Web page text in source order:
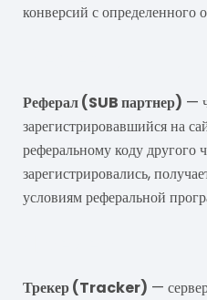
конверсий с определенного
Реферал (SUB партнер) —
зарегистрировавшийся на
реферальному коду другого
зарегистрировались,
условиям реферальной
Трекер (Tracker) —